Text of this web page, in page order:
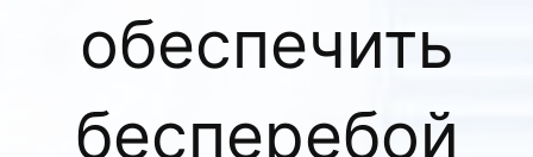
обеспечить
бесперебой